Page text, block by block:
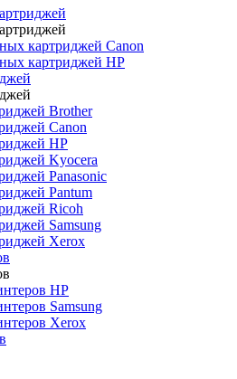
картриджей Canon
картриджей HP
Brother
Canon
HP
Kyocera
Panasonic
Pantum
Ricoh
Samsung
Xerox
HP
Samsung
Xerox